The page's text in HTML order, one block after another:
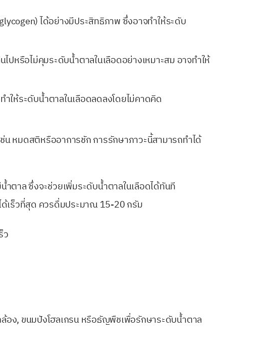
ได้อย่างมีประสิทธิภาพ ซึ่งอาจทำให้ระดับ
ปหรือไม่คุมระดับน้ำตาลในเลือดอย่างเหมาะสม อาจทำให้
ให้ระดับน้ำตาลในเลือดลดลงโดยไม่คาดคิด
หมดสติหรืออาการชัก การรักษาภาวะนี้สามารถทำได้
ตาล ซึ่งจะช่วยเพิ่มระดับน้ำตาลในเลือดได้ทันที
ด้เร็วที่สุด ควรดื่มประมาณ 15-20 กรัม
ว
อง, ขนมปังโฮลเกรน หรือธัญพืชเพื่อรักษาระดับน้ำตาล